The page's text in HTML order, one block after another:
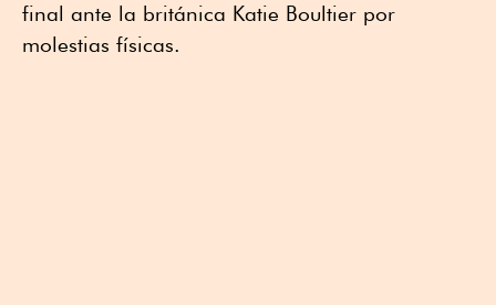
final ante la británica Katie Boultier por
molestias físicas.